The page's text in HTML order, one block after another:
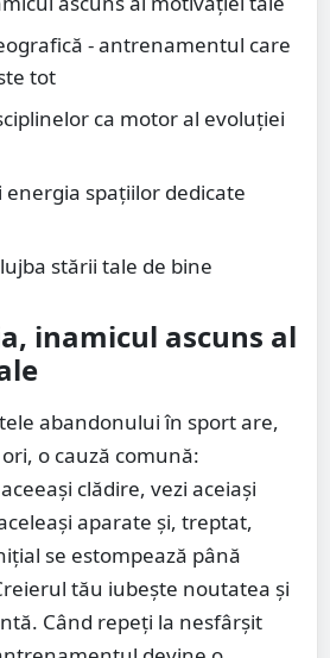
- antrenamentul care
tot
ca motor al evoluției
spațiilor dedicate
stării tale de bine
inamicul ascuns al
abandonului în sport are,
o cauză comună:
clădire, vezi aceiași
aparate și, treptat,
se estompează până
tău iubește noutatea și
Când repeți la nesfârșit